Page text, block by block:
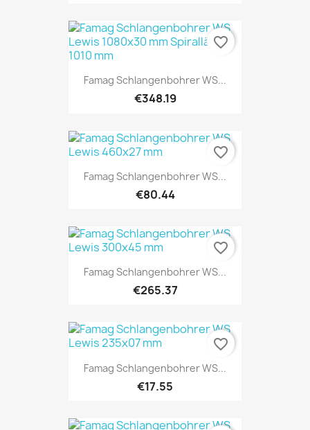
Famag Schlangenbohrer WS...
€348.19
favorite_border
Famag Schlangenbohrer WS...
€80.44
favorite_border
Famag Schlangenbohrer WS...
€265.37
favorite_border
Famag Schlangenbohrer WS...
€17.55
favorite_border